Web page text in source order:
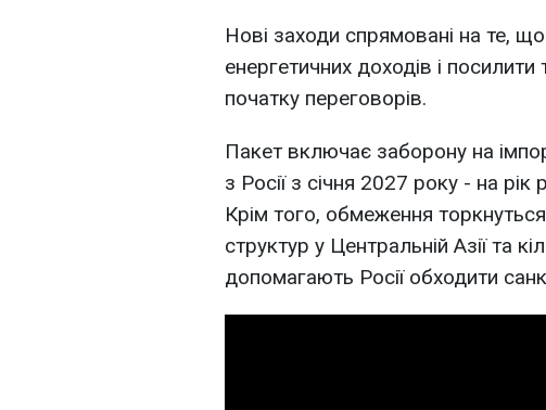
Нові заходи спрямовані на те,
енергетичних доходів і
початку переговорів.
Пакет включає заборону на
з Росії з січня 2027 року - на
Крім того, обмеження
структур у Центральній Азії та
допомагають Росії обходити